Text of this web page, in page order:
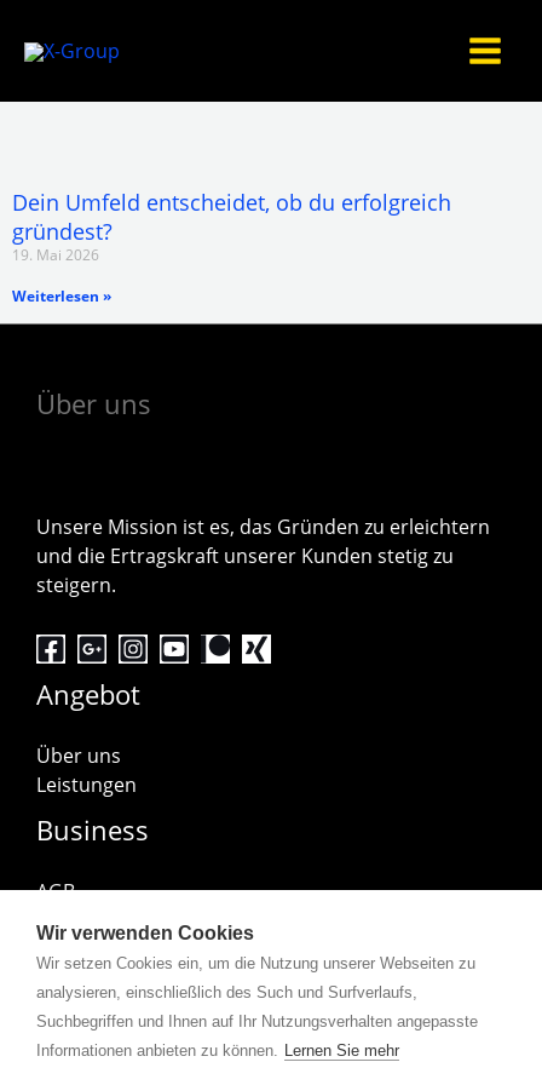
Wir verwenden Cookies
Wir setzen Cookies ein, um die Nutzung unserer Webseiten zu
analysieren, einschließlich des Such und Surfverlaufs,
Suchbegriffen und Ihnen auf Ihr Nutzungsverhalten angepasste
Informationen anbieten zu können. Lernen Sie mehr
Inhalt
Dein Umfeld entscheidet, ob du erfolgreich
gründest?
19. Mai 2026
Weiterlesen »
Über uns
Unsere Mission ist es, das Gründen zu erleichtern
und die Ertragskraft unserer Kunden stetig zu
steigern.
Angebot
Über uns
Leistungen
Business
AGB
Impressum
Abonniere uns